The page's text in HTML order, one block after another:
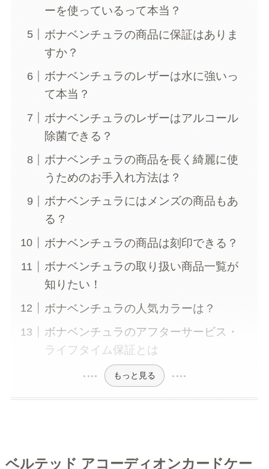
ーを使っているって本当？
ボナベンチュラの商品に保証はありま
すか？
ボナベンチュラのレザーは水に強いっ
て本当？
ボナベンチュラのレザーはアルコール
除菌できる？
ボナベンチュラの商品を長く綺麗に使
うためのお手入れ方法は？
ボナベンチュラにはメンズの商品もあ
る？
ボナベンチュラの商品は刻印できる？
ボナベンチュラの取り扱い商品一覧が
知りたい！
ボナベンチュラの人気カラーは？
ボナベンチュラのアフターサービス・
ライフタイム保証とは
もっと見る
ベルテッド アコーディオンカードケー